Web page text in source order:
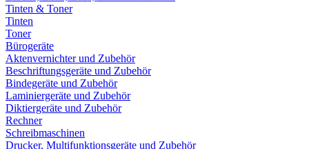
Tinten & Toner
Tinten
Toner
Bürogeräte
Aktenvernichter und Zubehör
Beschriftungsgeräte und Zubehör
Bindegeräte und Zubehör
Laminiergeräte und Zubehör
Diktiergeräte und Zubehör
Rechner
Schreibmaschinen
Drucker, Multifunktionsgeräte und Zubehör